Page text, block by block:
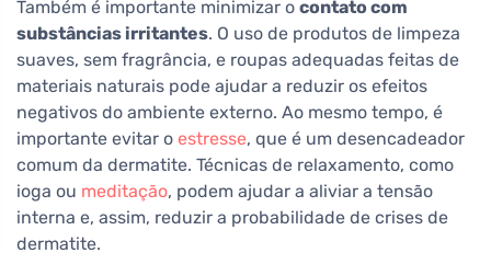
Também é importante minimizar o contato com
substâncias irritantes. O uso de produtos de limpeza
suaves, sem fragrância, e roupas adequadas feitas de
materiais naturais pode ajudar a reduzir os efeitos
negativos do ambiente externo. Ao mesmo tempo, é
importante evitar o estresse, que é um desencadeador
comum da dermatite. Técnicas de relaxamento, como
ioga ou meditação, podem ajudar a aliviar a tensão
interna e, assim, reduzir a probabilidade de crises de
dermatite.